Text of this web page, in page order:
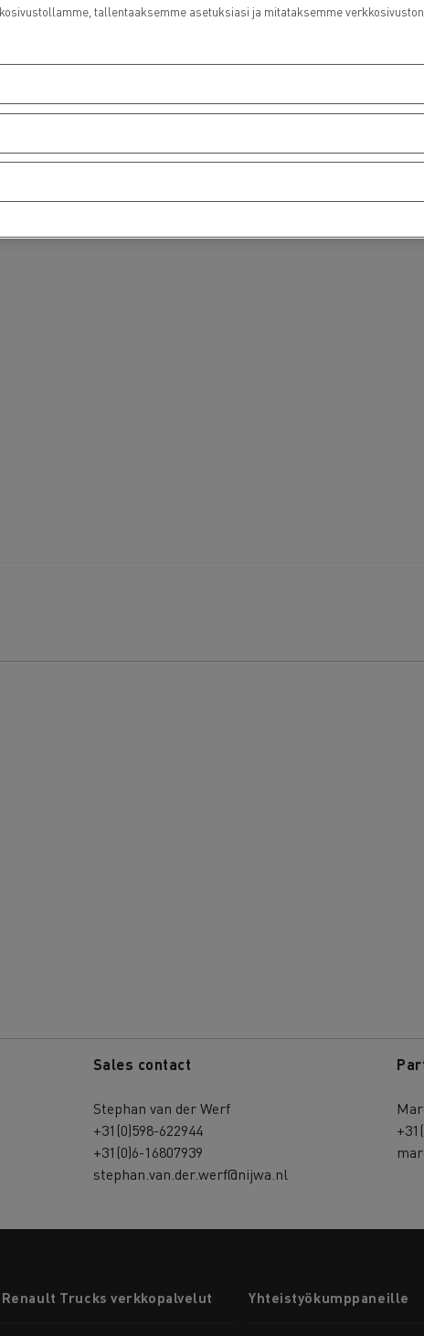
Sales contact
Stephan van der Werf
+31(0)598-622944
+31(0)6-16807939
stephan.van.der.werf@nijwa.nl
Trucks verkkopalvelut Yhteistyökumppaneille
tallentaaksemme asetuksiasi ja mitataksemme